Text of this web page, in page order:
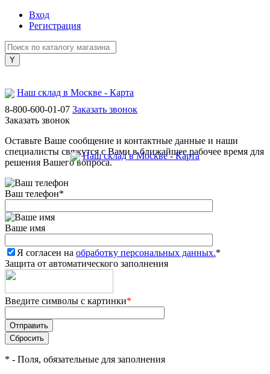
Вход
Регистрация
Наш склад в Москве - Карта
Наш склад в Москве - Карта
8-800-600-01-07 Заказать звонок
Заказать звонок
Оставьте Ваше сообщение и контактные данные и наши
специалисты свяжутся с Вами в ближайшее рабочее время для
решения Вашего вопроса.
Ваш телефон*
Ваше имя
Я согласен на обработку персональных данных.*
Защита от автоматического заполнения
Введите символы с картинки*
* - Поля, обязательные для заполнения